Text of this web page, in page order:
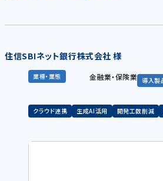
住信SBIネット銀行株式会社 様
業種・業態 金融業・保険業 導入製
クラウド連携 生成AI活用 開発工数削減